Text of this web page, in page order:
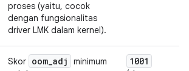
proses (yaitu, cocok
dengan fungsionalitas
driver LMK dalam kernel).
Skor oom_adj
minimum
1001